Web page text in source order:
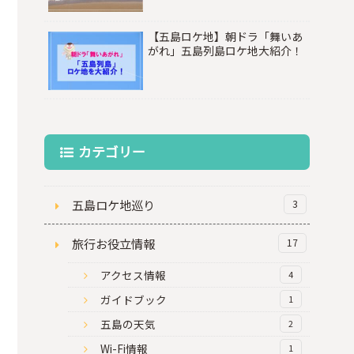
【五島ロケ地】朝ドラ「舞いあ
がれ」五島列島ロケ地大紹介！
カテゴリー
五島ロケ地巡り 3
旅行お役立情報 17
アクセス情報 4
ガイドブック 1
五島の天気 2
Wi-Fi情報 1